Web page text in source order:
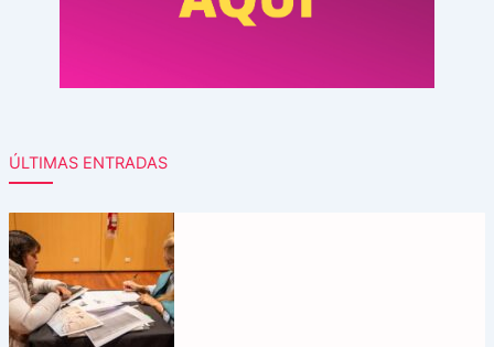
ÚLTIMAS ENTRADAS